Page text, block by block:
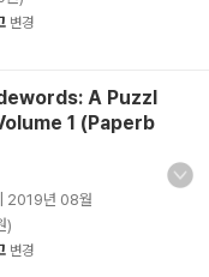
변경
A Puzzl
1 (Paperb
2019년 08월
)
변경